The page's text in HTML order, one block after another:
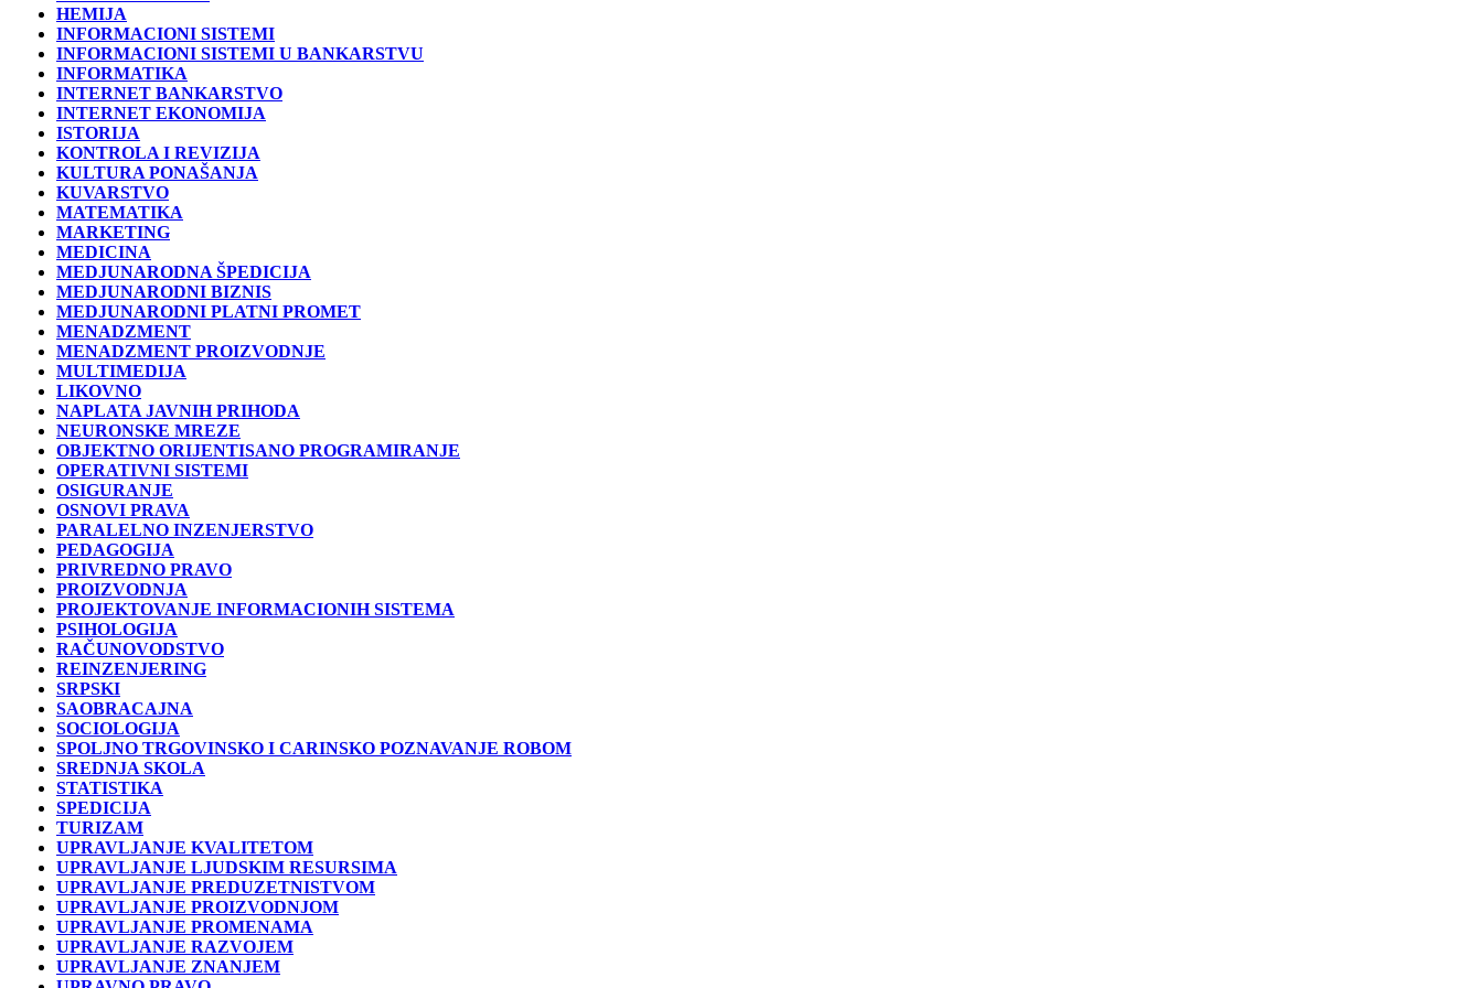
HEMIJA
INFORMACIONI SISTEMI
INFORMACIONI SISTEMI U BANKARSTVU
INFORMATIKA
INTERNET BANKARSTVO
INTERNET EKONOMIJA
ISTORIJA
KONTROLA I REVIZIJA
KULTURA PONAŠANJA
KUVARSTVO
MATEMATIKA
MARKETING
MEDICINA
MEDJUNARODNA ŠPEDICIJA
MEDJUNARODNI BIZNIS
MEDJUNARODNI PLATNI PROMET
MENADZMENT
MENADZMENT PROIZVODNJE
MULTIMEDIJA
LIKOVNO
NAPLATA JAVNIH PRIHODA
NEURONSKE MREZE
OBJEKTNO ORIJENTISANO PROGRAMIRANJE
OPERATIVNI SISTEMI
OSIGURANJE
OSNOVI PRAVA
PARALELNO INZENJERSTVO
PEDAGOGIJA
PRIVREDNO PRAVO
PROIZVODNJA
PROJEKTOVANJE INFORMACIONIH SISTEMA
PSIHOLOGIJA
RAČUNOVODSTVO
REINZENJERING
SRPSKI
SAOBRACAJNA
SOCIOLOGIJA
SPOLJNO TRGOVINSKO I CARINSKO POZNAVANJE ROBOM
SREDNJA SKOLA
STATISTIKA
SPEDICIJA
TURIZAM
UPRAVLJANJE KVALITETOM
UPRAVLJANJE LJUDSKIM RESURSIMA
UPRAVLJANJE PREDUZETNISTVOM
UPRAVLJANJE PROIZVODNJOM
UPRAVLJANJE PROMENAMA
UPRAVLJANJE RAZVOJEM
UPRAVLJANJE ZNANJEM